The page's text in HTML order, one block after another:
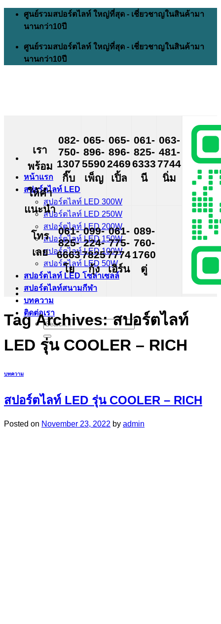
Skip
content
ศูนย์รวมสปอร์ตไลท์ ใหญ่ที่สุด - เชี่ยวชาญในสินค้ามา
นานกว่า10ปี
ศูนย์รวมสปอร์ตไลท์ ใหญ่ที่สุด - เชี่ยวชาญในสินค้ามา
นานกว่า10ปี
หน้าแรก
สปอร์ตไลท์ LED
สปอร์ตไลท์ LED 300W
สปอร์ตไลท์ LED 250W
สปอร์ตไลท์ LED 200W
สปอร์ตไลท์ LED 150W
สปอร์ตไลท์ LED 100W
สปอร์ตไลท์ LED 50W
สปอร์ตไลท์ LED โซล่าเซลล์
สปอร์ตไลท์สนามกีฬา
บทความ
ติดต่อเรา
Search
for:
เรา
พร้อม
ให้คำ
แนะนำ
โทร
เลย
082-
750-
1307
กิ๊บ
065-
896-
5590
เพ็ญ
065-
896-
2469
เปิ้ล
061-
825-
6333
นี
063-
481-
7744
นิ่ม
061-
825-
6663
โย
099-
224-
7825
กุ้ง
061-
775-
7774
เอิร์น
089-
760-
1760
ตู่
Tag Archives:สปอร์ตไลท์
LED รุ่น COOLER – RICH
บทความ
สปอร์ตไลท์ LED รุ่น COOLER – RICH
Posted on November 23, 2022 by admin